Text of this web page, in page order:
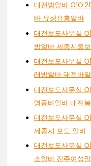
대전밤알바
바 유성유흥알바
대전보도사무실
밤알바 세종시룸
대전보도사무실
래방알바 대전바
대전보도사무실
명동바알바 대전
대전보도사무실
세종시 보도 알바
대전보도사무실
소알바 전주여성